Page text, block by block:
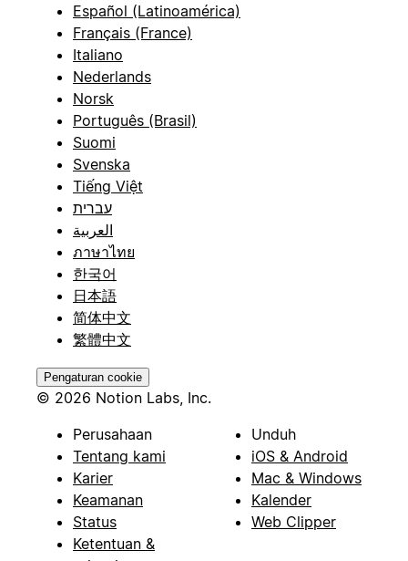
Español (Latinoamérica)
Français (France)
Italiano
Nederlands
Norsk
Português (Brasil)
Suomi
Svenska
Tiếng Việt
עברית
العربية
ภาษาไทย
한국어
日本語
简体中文
繁體中文
Pengaturan cookie
© 2026 Notion Labs, Inc.
Perusahaan
Tentang kami
Karier
Keamanan
Status
Ketentuan &
Unduh
iOS & Android
Mac & Windows
Kalender
Web Clipper